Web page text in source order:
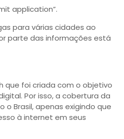
application”.
para várias cidades ao
parte das informações está
que foi criada com o objetivo
Por isso, a cobertura da
Brasil, apenas exigindo que
à internet em seus